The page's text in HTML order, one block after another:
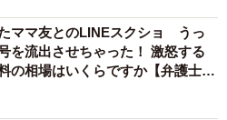
ママ友とのLINEスクショ うっ
を流出させちゃった！ 激怒する
相場はいくらですか【弁護士が